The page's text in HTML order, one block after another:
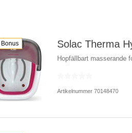
Bonus Solac Therma
Hopfällbart masserande
Artikelnummer 70148470